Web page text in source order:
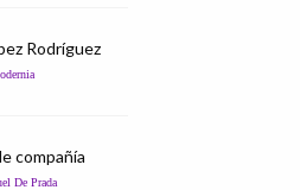
Rodríguez
compañía
De Prada